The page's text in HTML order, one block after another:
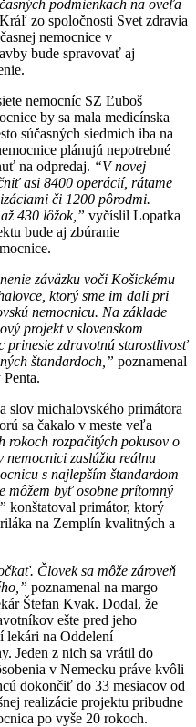
podmienkach na oveľa
zo spoločnosti Svet zdravia
nemocnice v
bude spravovať aj
nemocníc SZ Ľuboš
by sa mala medicínska
súčasných siedmich iba na
plánujú nepotrebné
na odpredaj. “V novej
asi 8400 operácií, rátame
či 1200 pôrodmi.
430 lôžok,” vyčíslil Lopatka
bude aj zbúranie
záväzku voči Košickému
ktorý sme im dali pri
nemocnicu. Na základe
projekt v slovenskom
prinesie zdravotnú starostlivosť
štandardoch,” poznamenal
slov michalovského primátora
sa čakalo v meste veľa
rokoch rozpačitých pokusov o
nemocnici zaslúžia reálnu
s najlepším štandardom
môžem byť osobne prítomný
konštatoval primátor, ktorý
na Zemplín kvalitných a
Človek sa môže zároveň
poznamenal na margo
Štefan Kvak. Dodal, že
ešte pred jeho
lekári na Oddelení
Jeden z nich sa vrátil do
v Nemecku práve kvôli
dokončiť do 33 mesiacov od
realizácie projektu pribudne
po vyše 20 rokoch.